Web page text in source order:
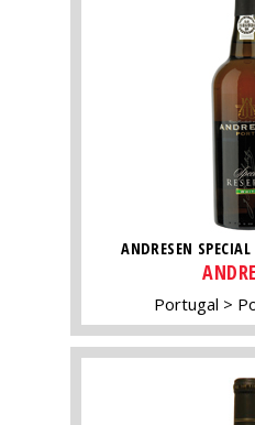
ANDRESEN
Portugal